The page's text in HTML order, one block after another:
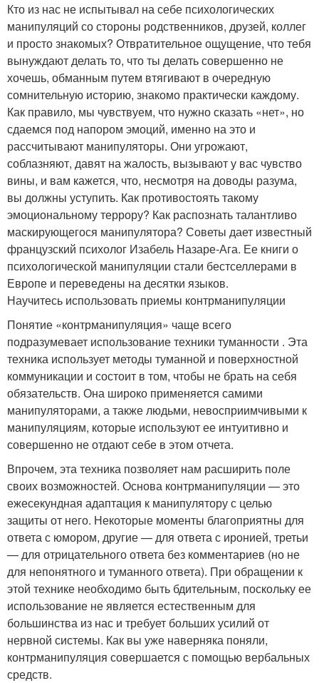
Кто из нас не испытывал на себе психологических
манипуляций со стороны родственников, друзей, коллег
и просто знакомых? Отвратительное ощущение, что тебя
вынуждают делать то, что ты делать совершенно не
хочешь, обманным путем втягивают в очередную
сомнительную историю, знакомо практически каждому.
Как правило, мы чувствуем, что нужно сказать «нет», но
сдаемся под напором эмоций, именно на это и
рассчитывают манипуляторы. Они угрожают,
соблазняют, давят на жалость, вызывают у вас чувство
вины, и вам кажется, что, несмотря на доводы разума,
вы должны уступить. Как противостоять такому
эмоциональному террору? Как распознать талантливо
маскирующегося манипулятора? Советы дает известный
французский психолог Изабель Назаре-Ага. Ее книги о
психологической манипуляции стали бестселлерами в
Европе и переведены на десятки языков.
Научитесь использовать приемы контрманипуляции
Понятие «контрманипуляция» чаще всего
подразумевает использование техники туманности . Эта
техника использует методы туманной и поверхностной
коммуникации и состоит в том, чтобы не брать на себя
обязательств. Она широко применяется самими
манипуляторами, а также людьми, невосприимчивыми к
манипуляциям, которые используют ее интуитивно и
совершенно не отдают себе в этом отчета.
Впрочем, эта техника позволяет нам расширить поле
своих возможностей. Основа контрманипуляции — это
ежесекундная адаптация к манипулятору с целью
защиты от него. Некоторые моменты благоприятны для
ответа с юмором, другие — для ответа с иронией, третьи
— для отрицательного ответа без комментариев (но не
для непонятного и туманного ответа). При обращении к
этой технике необходимо быть бдительным, поскольку ее
использование не является естественным для
большинства из нас и требует больших усилий от
нервной системы. Как вы уже наверняка поняли,
контрманипуляция совершается с помощью вербальных
средств.